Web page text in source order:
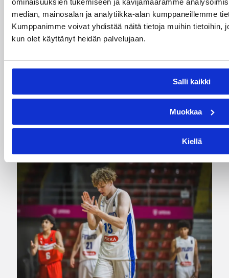
ominaisuuksien tukemiseen ja kävijämäärämme
median, mainosalan ja analytiikka-alan kumppaneillemme
Kumppanimme voivat yhdistää näitä tietoja muihin tietoihin,
kun olet käyttänyt heidän palvelujaan.
Salli kaikki
Muokkaa
Kiellä
Suomen 18-vuotiaat tytöt
taipui Ranskalle välierässä –
EM-pronssi pelissä
sunnuntaina
finaaliin katkesi lauantaina, kun Ranska oli
välierässä vahvempi lukemin 82–62.